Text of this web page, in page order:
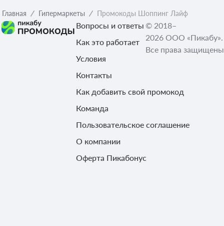
Главная Гипермаркеты Промокоды Шоппинг Лайф
Вопросы и ответы
Как это работает
Условия
Контакты
Как добавить свой промокод
Команда
Пользовательское соглашение
О компании
Оферта Пикабонус
© 2018–
2026 ООО «Пикабу».
Все права защищены